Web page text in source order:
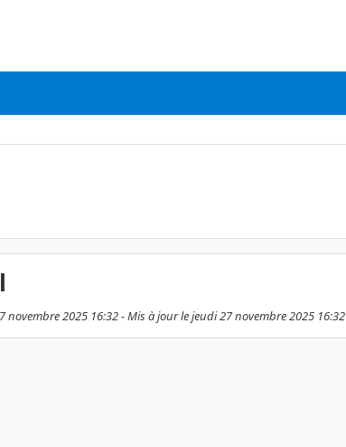
2025 16:32 - Mis à jour le jeudi 27 novembre 2025 16:32